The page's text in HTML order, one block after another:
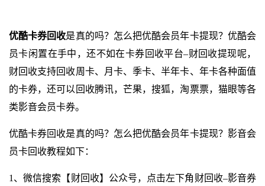
优酷卡券回收是真的吗？怎么把优酷会员年卡提现？优酷会
员卡闲置在手中，还不如在卡券回收平台–财回收提现呢，
财回收支持回收周卡、月卡、季卡、半年卡、年卡各种面值
的卡券，还可以回收腾讯，芒果，搜狐，淘票票，猫眼等各
类影音会员卡券。
优酷卡券回收是真的吗？怎么把优酷会员年卡提现？影音会
员卡回收教程如下：
1、微信搜索【财回收】公众号，点击左下角财回收–影音券